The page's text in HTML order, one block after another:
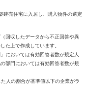
建売住宅に入居し、購入物件の選定
回収したデータから不正回答や異
た上で作成しています。
においては有効回答者数が規定人
部門においては有効回答者数が規
人の割合が基準値以下の企業がラ